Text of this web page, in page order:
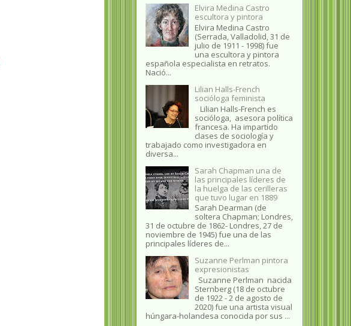
Elvira Medina Castro
escultora y pintora
Elvira Medina Castro
(Serrada, Valladolid, 31 de
julio de 1911 - 1998) fue
una escultora y pintora
española especialista en retratos.
Nació...
Lilian Halls-French
socióloga feminista
Lilian Halls-French es
socióloga, asesora política
francesa. Ha impartido
clases de sociología y
trabajado como investigadora en
diversa...
Sarah Chapman una de
las principales líderes de
la huelga de las cerilleras
que tuvo lugar en 1889
Sarah Dearman (de
soltera Chapman; Londres,
31 de octubre de 1862​- Londres, 27 de
noviembre de 1945)​ fue una de las
principales líderes de...
Suzanne Perlman pintora
expresionistas
Suzanne Perlman nacida
Sternberg (18 de octubre
de 1922 - 2 de agosto de
2020) fue una artista visual
húngara-holandesa conocida por sus ...